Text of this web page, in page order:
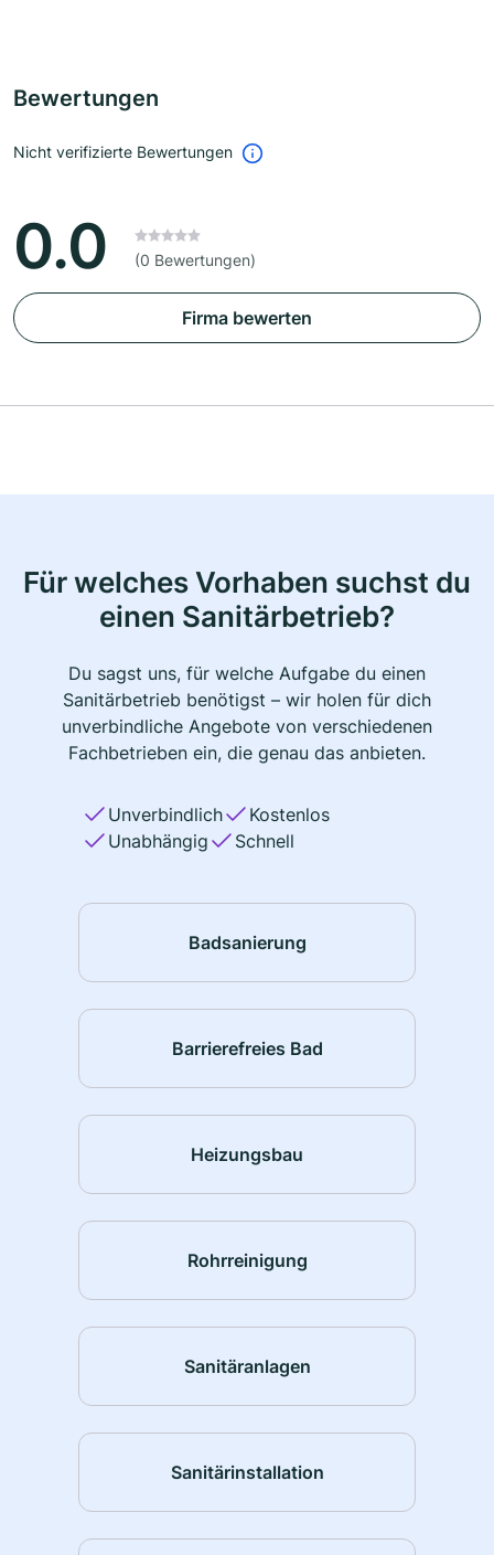
Bewertungen
Nicht verifizierte Bewertungen
0.0 (0 Bewertungen)
Firma bewerten
Für welches Vorhaben suchst du
einen Sanitärbetrieb?
Du sagst uns, für welche Aufgabe du einen
Sanitärbetrieb benötigst – wir holen für dich
unverbindliche Angebote von verschiedenen
Fachbetrieben ein, die genau das anbieten.
Unverbindlich
Kostenlos
Unabhängig
Schnell
Badsanierung
Barrierefreies Bad
Heizungsbau
Rohrreinigung
Sanitäranlagen
Sanitärinstallation